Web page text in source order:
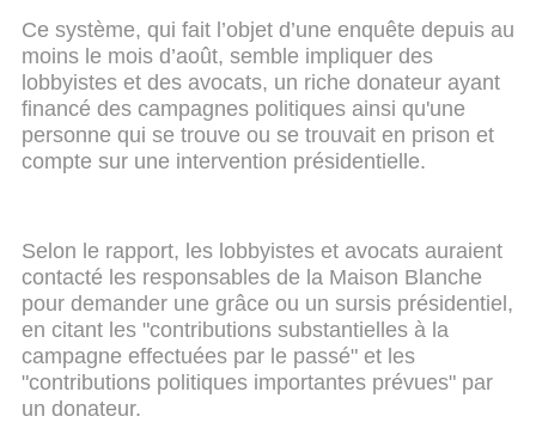
Ce système, qui fait l’objet d’une enquête depuis au
moins le mois d’août, semble impliquer des
lobbyistes et des avocats, un riche donateur ayant
financé des campagnes politiques ainsi qu'une
personne qui se trouve ou se trouvait en prison et
compte sur une intervention présidentielle.
Selon le rapport, les lobbyistes et avocats auraient
contacté les responsables de la Maison Blanche
pour demander une grâce ou un sursis présidentiel,
en citant les "contributions substantielles à la
campagne effectuées par le passé" et les
"contributions politiques importantes prévues" par
un donateur.